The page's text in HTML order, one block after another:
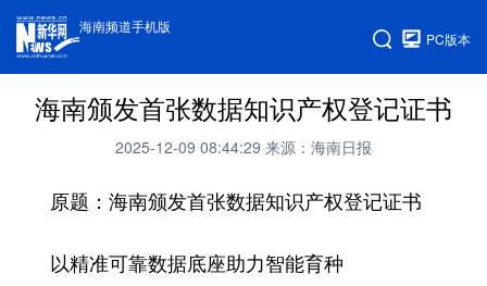
海南频道手机版
PC版本
海南颁发首张数据知识产权登记证书
2025-12-09 08:44:29 来源：海南日报
原题：海南颁发首张数据知识产权登记证书
以精准可靠数据底座助力智能育种